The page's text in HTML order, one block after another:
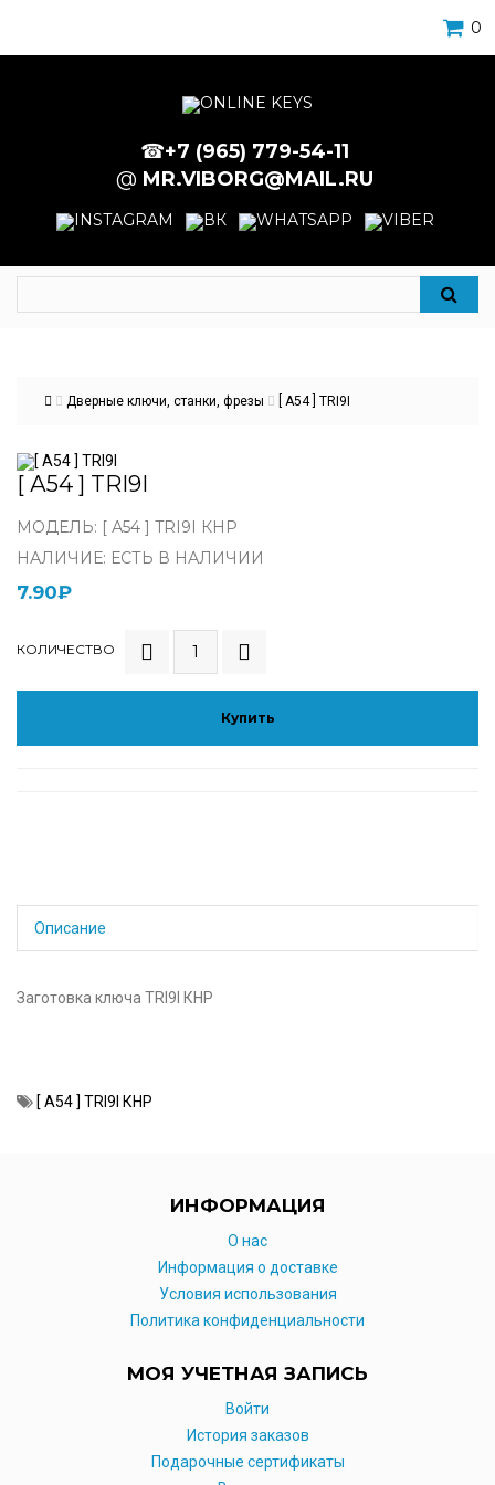
0
☎+7 (965) 779-54-11
@ MR.VIBORG@MAIL.RU
Дверные ключи, станки, фрезы [ А54 ] TRI9I
[ А54 ] TRI9I
МОДЕЛЬ: [ А54 ] TRI9I КНР
НАЛИЧИЕ: ЕСТЬ В НАЛИЧИИ
7.90₽
КОЛИЧЕСТВО
Купить
Описание
Заготовка ключа TRI9I КНР
[ А54 ] TRI9I КНР
ИНФОРМАЦИЯ
O нас
Информация о доставке
Условия использования
Политика конфиденциальности
МОЯ УЧЕТНАЯ ЗАПИСЬ
Войти
История заказов
Подарочные сертификаты